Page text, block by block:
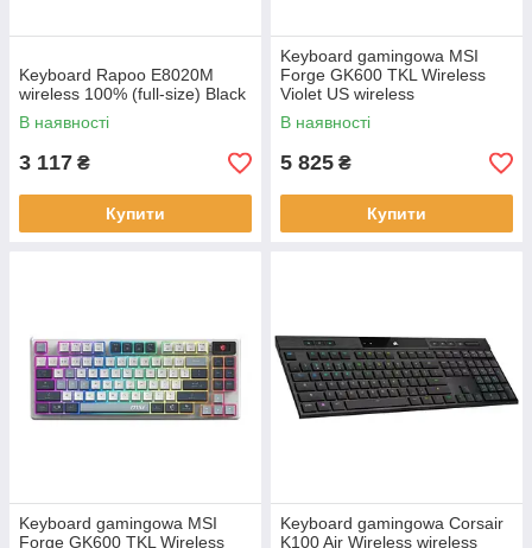
Keyboard Rapoo E8020M
wireless 100% (full-size) Black
В наявності
3 117 ₴
Купити
Keyboard gamingowa MSI
Forge GK600 TKL Wireless
Violet US wireless
mechaniczna backlitetlana
white and pink
В наявності
5 825 ₴
Купити
Keyboard gamingowa MSI
Forge GK600 TKL Wireless
Keyboard gamingowa Corsair
K100 Air Wireless wireless